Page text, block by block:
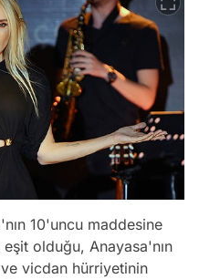
10'uncu maddesine
olduğu, Anayasa'nın
vicdan hürriyetinin